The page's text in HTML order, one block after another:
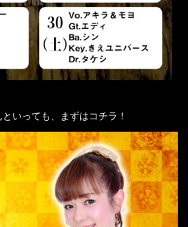
いっても、まずはコチラ！